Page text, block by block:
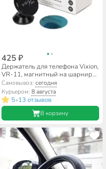
425 ₽
Держатель для телефона Vixion,
VR-11, магнитный на шарнире,
черный
Самовывоз: сегодня
Курьером: 8 августа
5•13 отзывов
В корзину